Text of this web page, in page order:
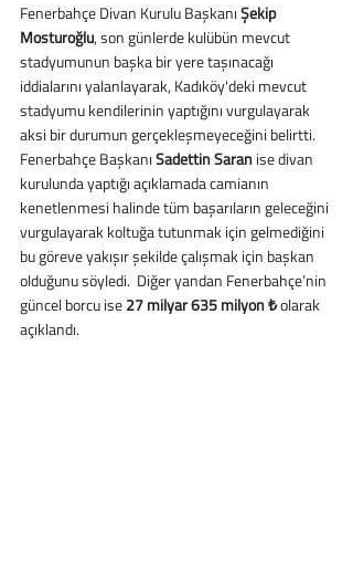
Fenerbahçe Divan Kurulu Başkanı Şekip
Mosturoğlu, son günlerde kulübün mevcut
stadyumunun başka bir yere taşınacağı
iddialarını yalanlayarak, Kadıköy'deki mevcut
stadyumu kendilerinin yaptığını vurgulayarak
aksi bir durumun gerçekleşmeyeceğini belirtti.
Fenerbahçe Başkanı Sadettin Saran ise divan
kurulunda yaptığı açıklamada camianın
kenetlenmesi halinde tüm başarıların geleceğini
vurgulayarak koltuğa tutunmak için gelmediğini
bu göreve yakışır şekilde çalışmak için başkan
olduğunu söyledi.  Diğer yandan Fenerbahçe’nin
güncel borcu ise 27 milyar 635 milyon ₺ olarak
açıklandı.